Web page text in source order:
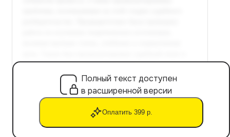
Полный текст доступен
в расширенной версии
Оплатить 399 р.